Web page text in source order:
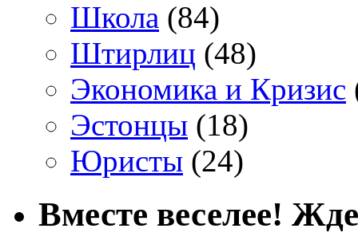
Школа (84)
Штирлиц (48)
Экономика и Кризис
Эстонцы (18)
Юристы (24)
Вместе веселее!